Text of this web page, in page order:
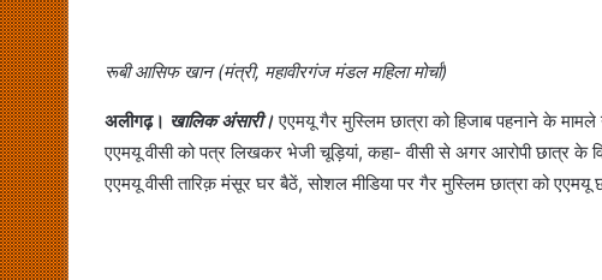
रूबी आसिफ खान (मंत्री, महावीरगंज मंडल महिला मोर्चा)
अलीगढ़। खालिक अंसारी।एएमयू गैर मुस्लिम छात्रा को हिजाब पहनाने के
एएमयू वीसी को पत्र लिखकर भेजी चूड़ियां, कहा- वीसी से अगर आरोपी छात्र के
एएमयू वीसी तारिक़ मंसूर घर बैठें, सोशल मीडिया पर गैर मुस्लिम छात्रा को एएमयू